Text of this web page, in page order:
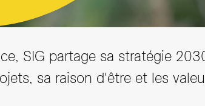
SIG partage sa stratégie
sa raison d'être et les